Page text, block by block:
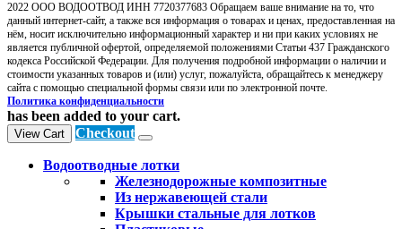
2022 ООО ВОДООТВОД ИНН 7720377683 Обращаем ваше внимание на то, что
данный интернет-сайт, а также вся информация о товарах и ценах, предоставленная на
нём, носит исключительно информационный характер и ни при каких условиях не
является публичной офертой, определяемой положениями Статьи 437 Гражданского
кодекса Российской Федерации. Для получения подробной информации о наличии и
стоимости указанных товаров и (или) услуг, пожалуйста, обращайтесь к менеджеру
сайта с помощью специальной формы связи или по электронной почте.
Политика конфиденциальности
has been added to your cart.
View Cart Checkout
Водоотводные лотки
Железнодорожные композитные
Из нержавеющей стали
Крышки стальные для лотков